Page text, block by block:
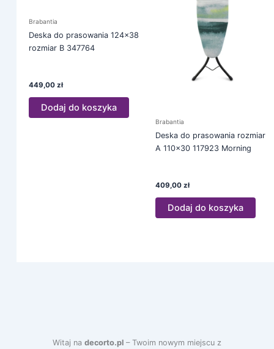
Brabantia
Deska do prasowania 124×38
rozmiar B 347764
449,00 zł
Dodaj do koszyka
Brabantia
Deska do prasowania rozmiar
A 110×30 117923 Morning
409,00 zł
Dodaj do koszyka
Witaj na decorto.pl – Twoim nowym miejscu z